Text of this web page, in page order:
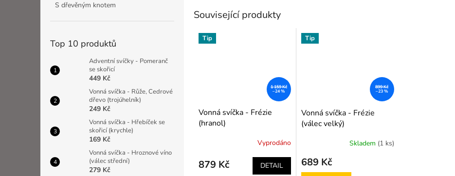
S dřevěným knotem
Top 10 produktů
Adventní svíčky - Pomeranč
se skořicí
449 Kč
Vonná svíčka - Růže, Cedrové
dřevo (trojúhelník)
249 Kč
Vonná svíčka - Hřebíček se
skořicí (krychle)
169 Kč
Vonná svíčka - Hroznové víno
(válec střední)
279 Kč
Související produkty
Tip
1 159 Kč
–24 %
Vonná svíčka - Frézie
(hranol)
Vyprodáno
879 Kč DETAIL
Tip
899 Kč
–23 %
Vonná svíčka - Frézie
(válec velký)
Skladem (1 ks)
689 Kč